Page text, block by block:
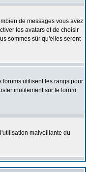
de messages vous avez
les avatars et de choisir
sommes sûr qu'elles seront
forums utilisent les rangs pour
inutilement sur le forum
malveillante du